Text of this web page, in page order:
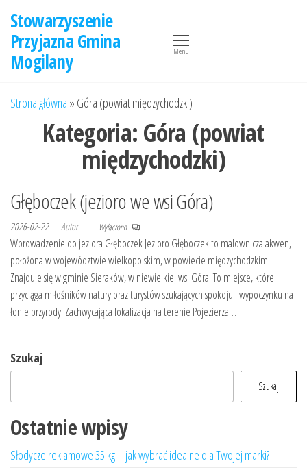
treści
Stowarzyszenie
Przyjazna Gmina
Mogilany
Menu
Strona główna » Góra (powiat międzychodzki)
Kategoria: Góra (powiat
międzychodzki)
Głęboczek (jezioro we wsi Góra)
2026-02-22 Autor Wyłączono
Wprowadzenie do jeziora Głęboczek Jezioro Głęboczek to malownicza akwen,
położona w województwie wielkopolskim, w powiecie międzychodzkim.
Znajduje się w gminie Sieraków, w niewielkiej wsi Góra. To miejsce, które
przyciąga miłośników natury oraz turystów szukających spokoju i wypoczynku na
łonie przyrody. Zachwycająca lokalizacja na terenie Pojezierza…
Szukaj
Szukaj
Ostatnie wpisy
Słodycze reklamowe 35 kg – jak wybrać idealne dla Twojej marki?